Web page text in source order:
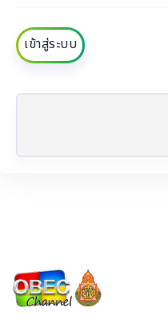
เข้าสู่ระบบ